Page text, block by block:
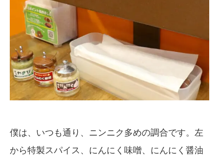
僕は、いつも通り、ニンニク多めの調合です。左
から特製スパイス、にんにく味噌、にんにく醤油